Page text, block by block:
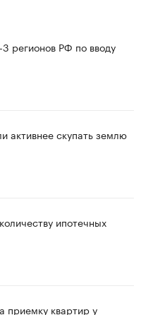
регионов РФ по вводу
активнее скупать землю
ипотечных
приемку квартир у